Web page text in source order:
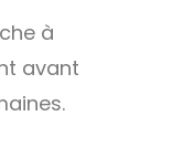
à
avant